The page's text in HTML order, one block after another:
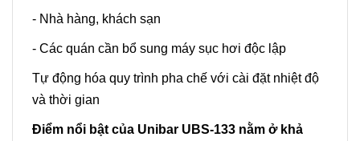
- Nhà hàng, khách sạn
- Các quán cần bổ sung máy sục hơi độc lập
Tự động hóa quy trình pha chế với cài đặt nhiệt độ
và thời gian
Điểm nổi bật của Unibar UBS-133 nằm ở khả